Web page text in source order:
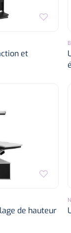
et
de hauteur